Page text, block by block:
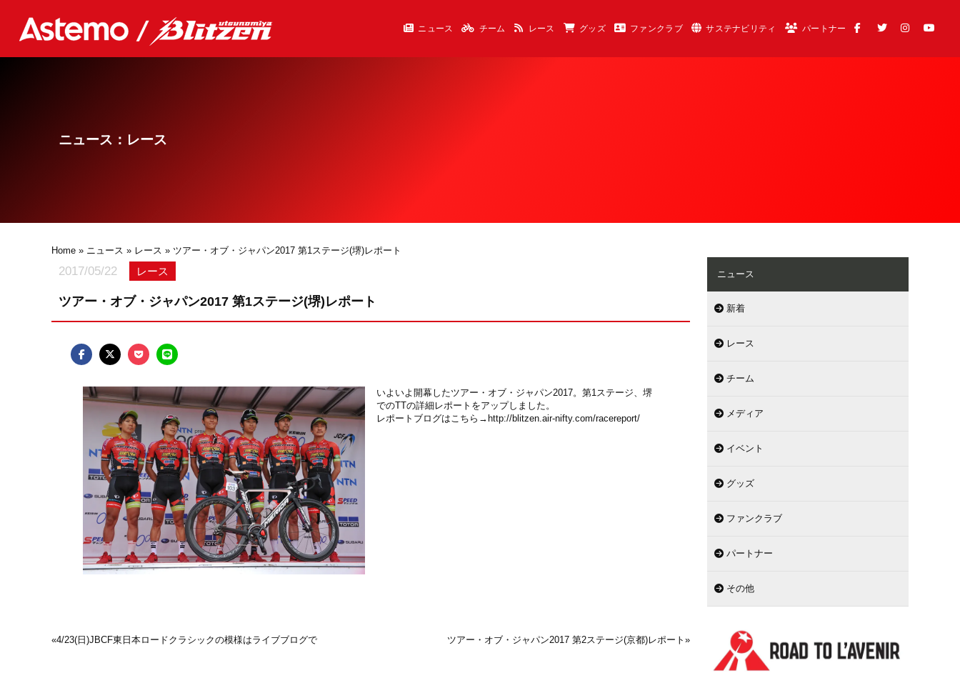
ニュース チーム レース グッズ ファンクラブ サステナビリティ パートナー
ニュース：レース
Home » ニュース » レース » ツアー・オブ・ジャパン2017 第1ステージ(堺)レポート
2017/05/22 レース
ツアー・オブ・ジャパン2017 第1ステージ(堺)レポート
いよいよ開幕したツアー・オブ・ジャパン2017。第1ステージ、堺
でのTTの詳細レポートをアップしました。
レポートブログはこちら→ http://blitzen.air-nifty.com/racereport/
«4/23(日)JBCF東日本ロードクラシックの模様はライブブログで ツアー・オブ・ジャパン2017 第2ステージ(京都)レポート »
ニュース
新着
レース
チーム
メディア
イベント
グッズ
ファンクラブ
パートナー
その他